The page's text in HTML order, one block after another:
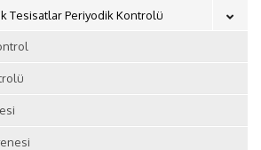
Tesisatlar Periyodik Kontrolü